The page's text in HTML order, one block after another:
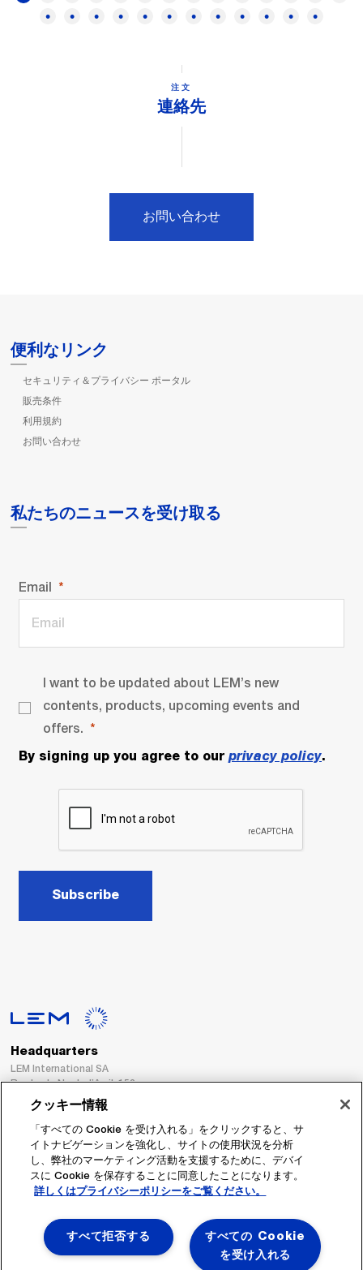
注文
連絡先
お問い合わせ
便利なリンク
セキュリティ＆プライバシー ポータル
販売条件
利用規約
お問い合わせ
私たちのニュースを受け取る
Email
I want to be updated about LEM’s new
contents, products, upcoming events and
offers.
By signing up you agree to our privacy policy.
Subscribe
Headquarters
LEM International SA
Route du Nant-d’Avril, 152
1217 Meyrin
Switzerland
Tel. :
+41 22 706 11 11
Fax : +41 22 794 94 78
フォローする
クッキー情報
「すべての Cookie を受け入れる」をクリックすると、サ
イトナビゲーションを強化し、サイトの使用状況を分析
し、弊社のマーケティング活動を支援するために、デバイ
スに Cookie を保存することに同意したことになります。
詳しくはプライバシーポリシーをご覧ください。
すべての Cookie
を受け入れる
すべて拒否する